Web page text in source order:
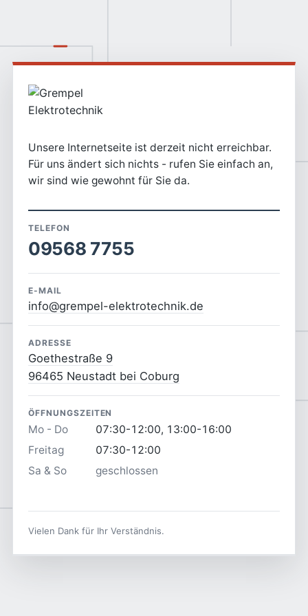
Unsere Internetseite ist derzeit nicht erreichbar.
Für uns ändert sich nichts - rufen Sie einfach an,
wir sind wie gewohnt für Sie da.
TELEFON
09568 7755
E-MAIL
info@grempel-elektrotechnik.de
ADRESSE
Goethestraße 9
96465 Neustadt bei Coburg
ÖFFNUNGSZEITEN
Mo - Do
07:30-12:00, 13:00-16:00
Freitag
07:30-12:00
Sa & So
geschlossen
Vielen Dank für Ihr Verständnis.